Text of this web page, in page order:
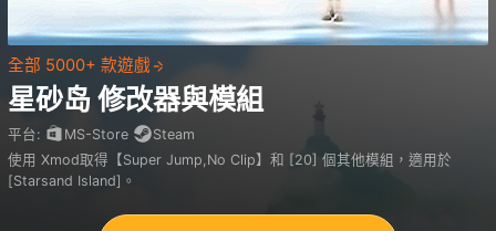
全部 5000+ 款遊戲
星砂岛 修改器與模組
平台: MS-Store
Steam
使用 Xmod取得【Super Jump,No Clip】和 [20] 個其他模組，適用於
[Starsand Island]。